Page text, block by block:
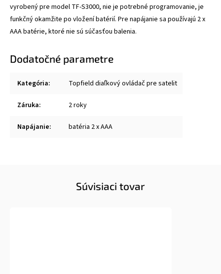
vyrobený pre model TF-S3000, nie je potrebné programovanie, je
funkčný okamžite po vložení batérií. Pre napájanie sa používajú 2 x
AAA batérie, ktoré nie sú súčasťou balenia.
Dodatočné parametre
Kategória: Topfield diaľkový ovládač pre satelit
Záruka: 2 roky
Napájanie: batéria 2 x AAA
Súvisiaci tovar